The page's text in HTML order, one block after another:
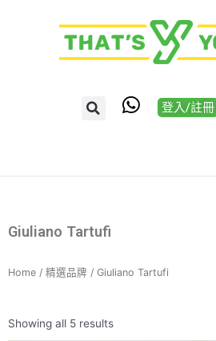
登入/註冊
Giuliano Tartufi
Home / 精選品牌 / Giuliano Tartufi
Showing all 5 results